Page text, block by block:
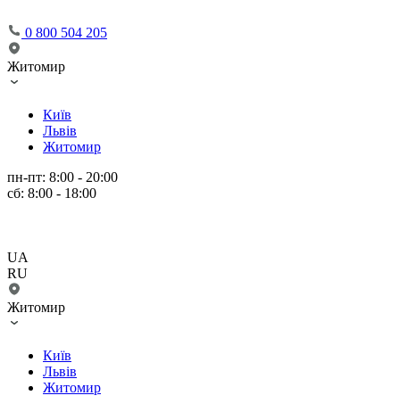
0 800 504 205
Житомир
Київ
Львів
Житомир
пн-пт: 8:00 - 20:00
сб: 8:00 - 18:00
UA
RU
Житомир
Київ
Львів
Житомир